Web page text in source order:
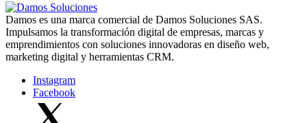
Damos es una marca comercial de Damos Soluciones SAS.
Impulsamos la transformación digital de empresas, marcas y
emprendimientos con soluciones innovadoras en diseño web,
marketing digital y herramientas CRM.
Instagram
Facebook